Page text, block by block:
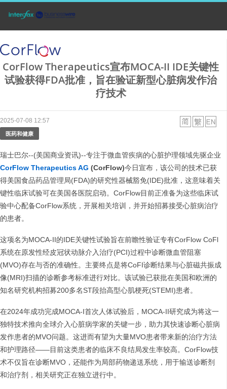
CorFlow Therapeutics宣布MOCA-II IDE关键性
试验获得FDA批准，旨在验证新型心脏病发作治
疗技术
2025-07-08 12:57
医药和健康
瑞士巴尔--(美国商业资讯)--专注于微血管疾病的心脏护理领域先驱企业
CorFlow Therapeutics AG (CorFlow)今日宣布，该公司的技术已获
得美国食品药品管理局(FDA)的研究性器械豁免(IDE)批准，这意味着关
键性临床试验可在美国各医院启动。CorFlow目前正准备为这些临床试
验中心配备CorFlow系统，开展相关培训，并开始招募接受心脏病治疗
的患者。
这项名为MOCA-II的IDE关键性试验旨在前瞻性验证专有CorFlow CoFl
系统在原发性经皮冠状动脉介入治疗(PCI)过程中诊断微血管阻塞
(MVO)存在与否的准确性。主要终点是将CoFI诊断结果与心脏磁共振成
像(MRI)扫描的诊断参考标准进行对比。该试验已获批在美国和欧洲的
知名研究机构招募200多名ST段抬高型心肌梗死(STEMI)患者。
在2024年成功完成MOCA-I首次人体试验后，MOCA-II研究成为将这一
独特技术推向全球介入心脏病学家的关键一步，助力其快速诊断心脏病
发作患者的MVO问题。这进而有望为大量MVO患者带来新的治疗方法
和护理路径——目前这类患者的临床不良结局发生率较高。CorFlow技
术不仅旨在诊断MVO，还能作为局部药物递送系统，用于输送诊断剂
和治疗剂，相关研究正在独立进行中。